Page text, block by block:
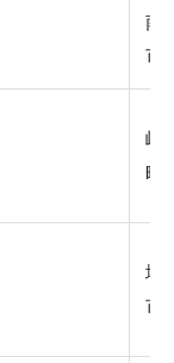
南
市
岬
町
堺
市